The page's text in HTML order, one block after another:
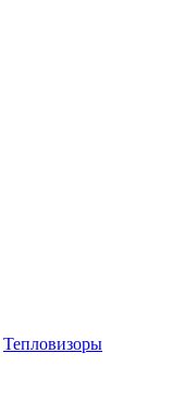
Тепловизоры